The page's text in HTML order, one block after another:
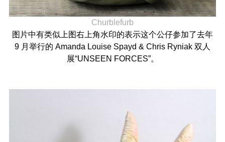
Churblefurb
图片中有类似上图右上角水印的表示这个公仔参加了去年
9 月举行的 Amanda Louise Spayd & Chris Ryniak 双人
展“UNSEEN FORCES”。